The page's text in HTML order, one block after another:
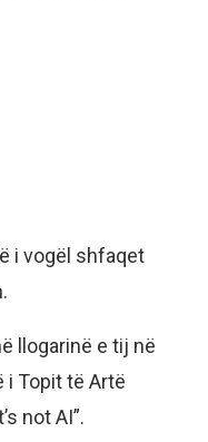
i vogël shfaqet
llogarinë e tij në
i Topit të Artë
not AI”.